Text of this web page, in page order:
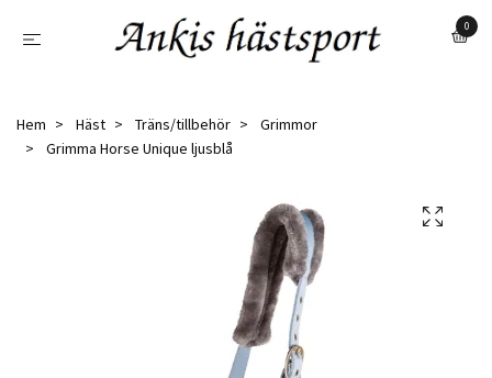
0
Hem Häst Träns/tillbehör
Grimmor
Grimma Horse Unique ljusblå